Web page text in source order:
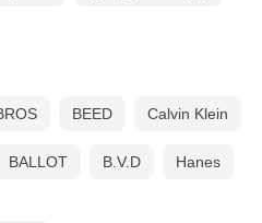
から-550円となります。
BEED Calvin Klein
BALLOT B.V.D Hanes